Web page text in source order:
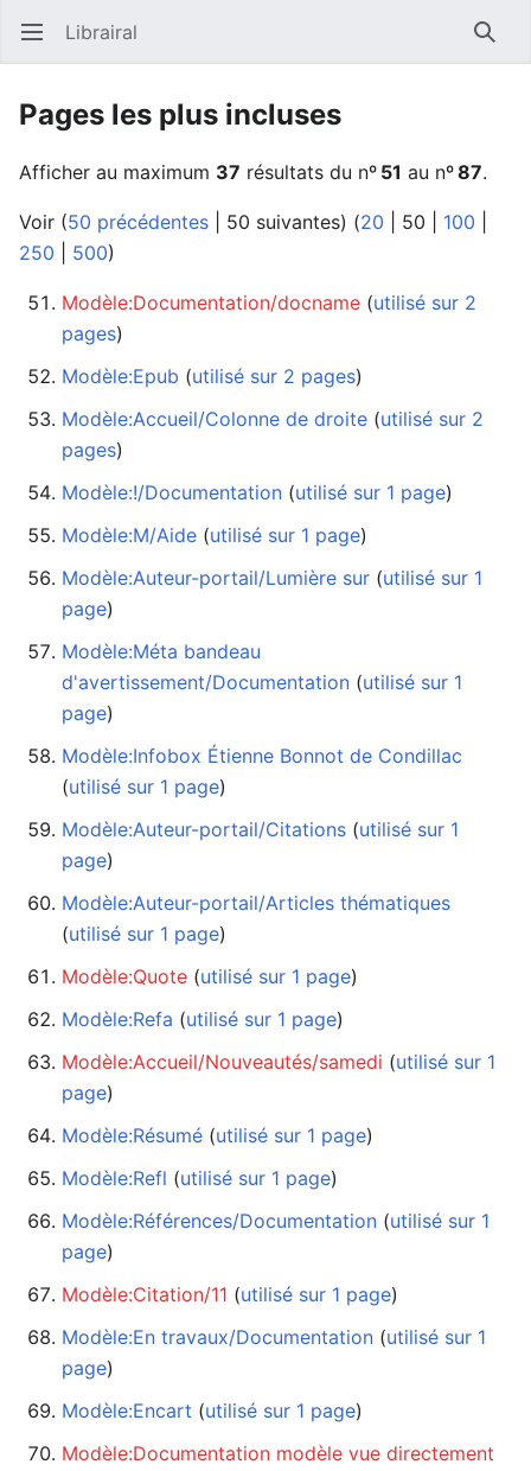
Ouvrir le menu principal Librairal
Pages les plus incluses
Afficher au maximum 37 résultats du nº 51 au nº87.
Voir (50 précédentes 50 suivantes) (20 50 100
250
500)
Modèle:Documentation/docname ‏‎ (utilisé sur 2
pages)
Modèle:Epub ‏‎ (utilisé sur 2 pages)
Modèle:Accueil/Colonne de droite ‏‎ (utilisé sur 2
pages)
Modèle:!/Documentation ‏‎ (utilisé sur 1 page)
Modèle:M/Aide ‏‎ (utilisé sur 1 page)
Modèle:Auteur-portail/Lumière sur ‏‎ (utilisé sur 1
page)
Modèle:Méta bandeau
d'avertissement/Documentation ‏‎ (utilisé sur 1
page)
Modèle:Infobox Étienne Bonnot de Condillac
(utilisé sur 1 page)
Modèle:Auteur-portail/Citations ‏‎ (utilisé sur 1
page)
Modèle:Auteur-portail/Articles thématiques
(utilisé sur 1 page)
Modèle:Quote ‏‎ (utilisé sur 1 page)
Modèle:Refa ‏‎ (utilisé sur 1 page)
Modèle:Accueil/Nouveautés/samedi ‏‎ (utilisé sur 1
page)
Modèle:Résumé ‏‎ (utilisé sur 1 page)
Modèle:Refl ‏‎ (utilisé sur 1 page)
Modèle:Références/Documentation ‏‎ (utilisé sur 1
page)
Modèle:Citation/11 ‏‎ (utilisé sur 1 page)
Modèle:En travaux/Documentation ‏‎ (utilisé sur 1
page)
Modèle:Encart ‏‎ (utilisé sur 1 page)
Modèle:Documentation modèle vue directement